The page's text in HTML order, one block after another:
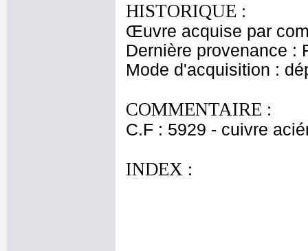
HISTORIQUE :
Œuvre acquise par
Dernière provenance :
Mode d'acquisition :
COMMENTAIRE :
C.F : 5929 - cuivre
INDEX :